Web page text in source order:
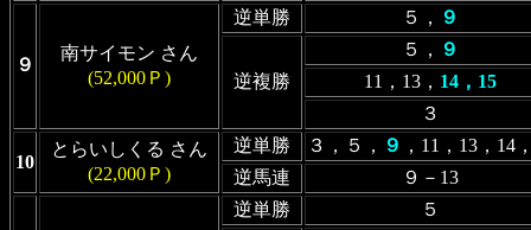
９
南サイモン さん
(52,000Ｐ)
逆単勝 ５， ９
逆複勝
５，
９
11，13， 14，15
３
10
とらいしくる さん
(22,000Ｐ)
逆単勝 ３，５， ９ ，11，13，14
逆馬連
９－13
逆単勝
５